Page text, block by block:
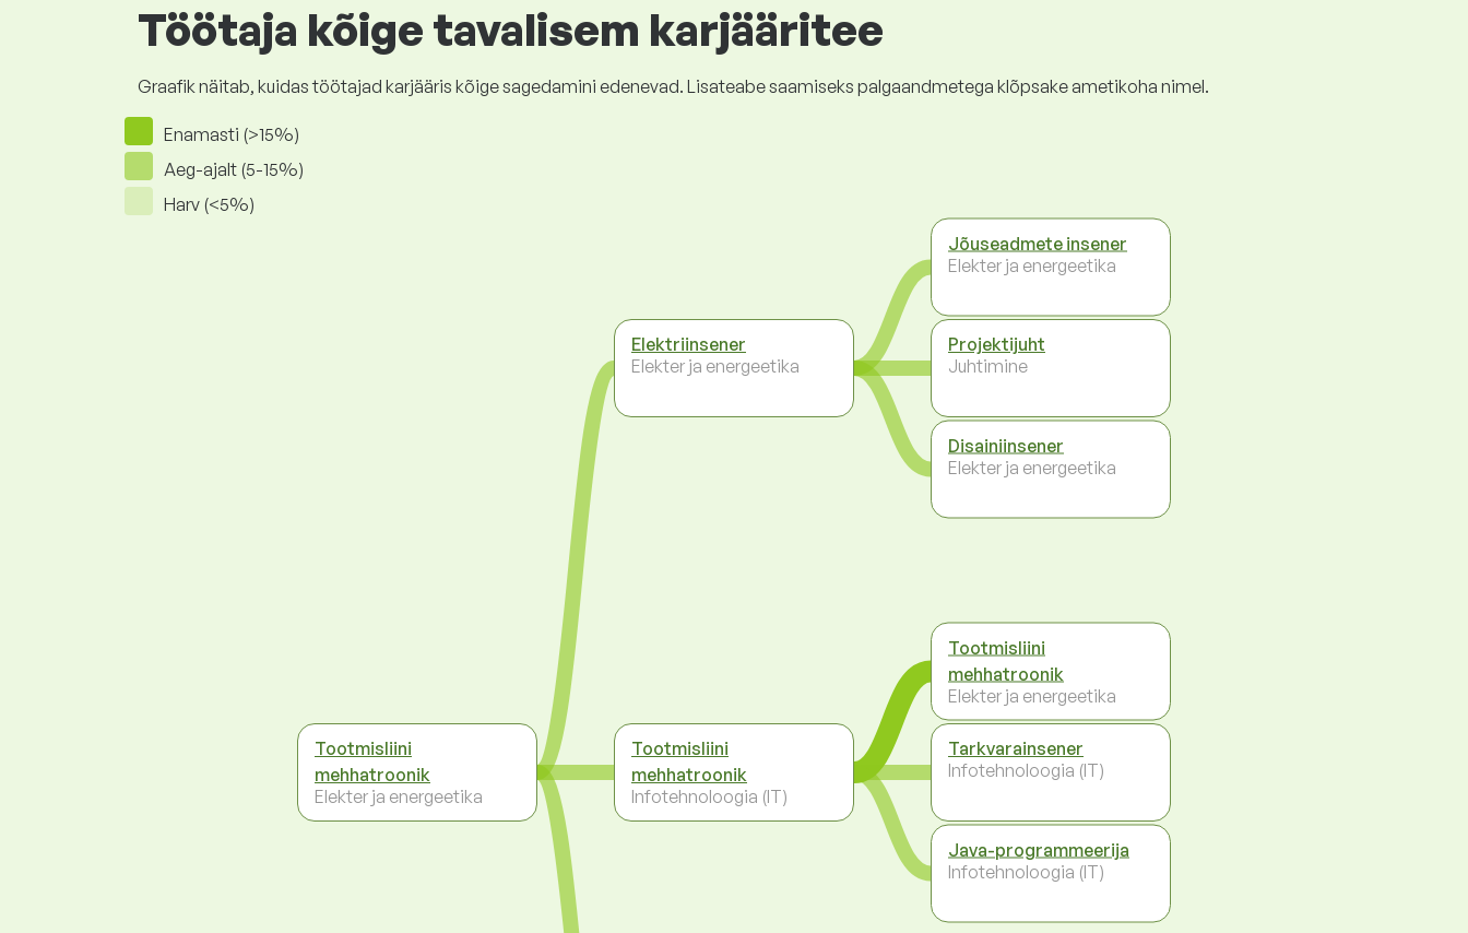
Töötaja kõige tavalisem karjääritee
Graafik näitab, kuidas töötajad karjääris kõige sagedamini edenevad. Lisateabe saamiseks palgaandmetega klõpsake ametikoha nimel.
Enamasti (>15%)
Aeg-ajalt (5-15%)
Harv (<5%)
Tootmisliini
mehhatroonik
Elekter ja energeetika
Elektriinsener
Elekter ja energeetika
Tootmisliini
mehhatroonik
Infotehnoloogia (IT)
Jõuseadmete insener
Elekter ja energeetika
Projektijuht
Juhtimine
Disainiinsener
Elekter ja energeetika
Tootmisliini
mehhatroonik
Elekter ja energeetika
Tarkvarainsener
Infotehnoloogia (IT)
Java-programmeerija
Infotehnoloogia (IT)